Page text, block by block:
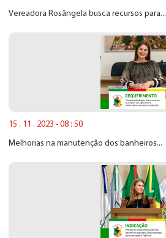
Vereadora Rosângela busca recursos para...
15 . 11 . 2023 - 08 : 50
Melhorias na manutenção dos banheiros...